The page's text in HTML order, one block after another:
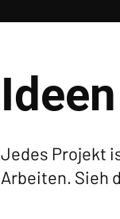
Jedes Projekt
Arbeiten. Sieh